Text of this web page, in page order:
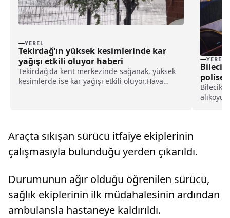
YEREL
Tekirdağ’ın yüksek kesimlerinde kar
yağışı etkili oluyor haberi
Tekirdağ'da kent merkezinde sağanak, yüksek
kesimlerde ise kar yağışı etkili oluyor.Hava
YEREL
polise
hale
Araçta sıkışan sürücü itfaiye ekiplerinin
çalışmasıyla bulunduğu yerden çıkarıldı.
Durumunun ağır olduğu öğrenilen sürücü,
sağlık ekiplerinin ilk müdahalesinin ardından
ambulansla hastaneye kaldırıldı.